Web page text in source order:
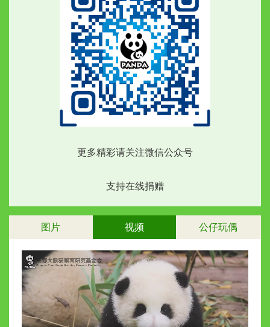
更多精彩请关注微信公众号
支持在线捐赠
图片 视频 公仔玩偶